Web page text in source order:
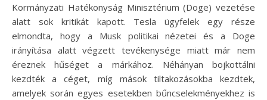
Kormányzati Hatékonyság Minisztérium (Doge) vezetése
alatt sok kritikát kapott. Tesla ügyfelek egy része
elmondta, hogy a Musk politikai nézetei és a Doge
irányítása alatt végzett tevékenysége miatt már nem
éreznek hűséget a márkához. Néhányan bojkottálni
kezdték a céget, míg mások tiltakozásokba kezdtek,
amelyek során egyes esetekben bűncselekményekhez is